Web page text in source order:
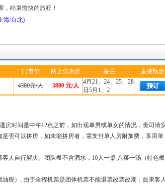
结束愉快的旅程！
海/台北)
门市价 网上优惠价 备注 直接预定
4380元/人 3880元/人
4月21、24、25、28
日5月1、2
时间是中午12点之前，如出现单男或单女的情况，贵司请
否可以拼房，如未能拼房者，需支付单人房附加费，享用单
人自行解决。团队餐不含酒水，10人一桌 八菜一汤（特色餐
税）, 由于全程机票是团体机票不能退票改票改期，如果客